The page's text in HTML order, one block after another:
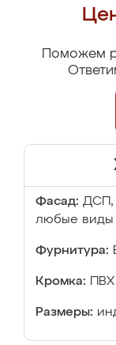
Поможем
Фасад: ДСП,
любые виды
Фурнитура:
Кромка:
Размеры: